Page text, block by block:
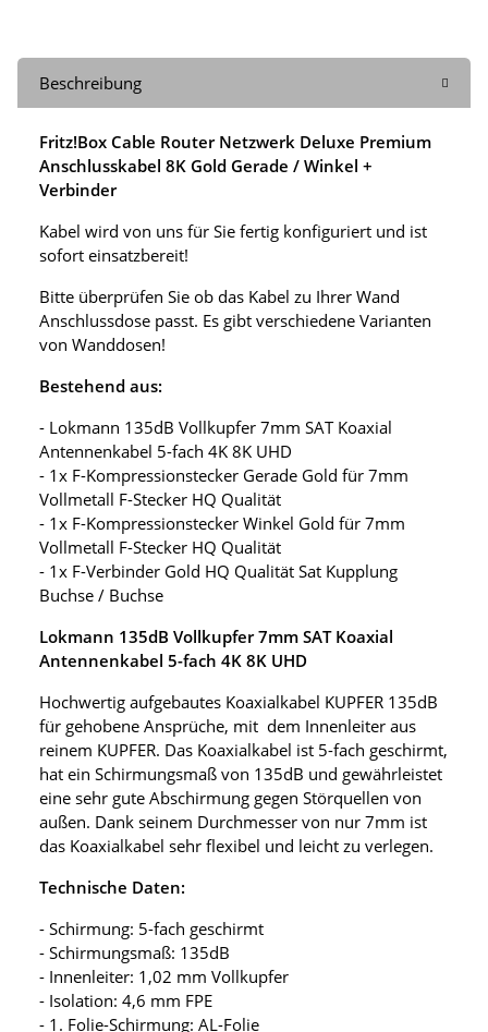
Beschreibung
Fritz!Box Cable Router Netzwerk Deluxe Premium
Anschlusskabel 8K Gold Gerade / Winkel +
Verbinder
Kabel wird von uns für Sie fertig konfiguriert und ist
sofort einsatzbereit!
Bitte überprüfen Sie ob das Kabel zu Ihrer Wand
Anschlussdose passt. Es gibt verschiedene Varianten
von Wanddosen!
Bestehend aus:
- Lokmann 135dB Vollkupfer 7mm SAT Koaxial
Antennenkabel 5-fach 4K 8K UHD
- 1x F-Kompressionstecker Gerade Gold für 7mm
Vollmetall F-Stecker HQ Qualität
- 1x F-Kompressionstecker Winkel Gold für 7mm
Vollmetall F-Stecker HQ Qualität
- 1x F-Verbinder Gold HQ Qualität Sat Kupplung
Buchse / Buchse
Lokmann 135dB Vollkupfer 7mm SAT Koaxial
Antennenkabel 5-fach 4K 8K UHD
Hochwertig aufgebautes Koaxialkabel KUPFER 135dB
für gehobene Ansprüche, mit dem Innenleiter aus
reinem KUPFER. Das Koaxialkabel ist 5-fach geschirmt,
hat ein Schirmungsmaß von 135dB und gewährleistet
eine sehr gute Abschirmung gegen Störquellen von
außen. Dank seinem Durchmesser von nur 7mm ist
das Koaxialkabel sehr flexibel und leicht zu verlegen.
Technische Daten:
- Schirmung: 5-fach geschirmt
- Schirmungsmaß: 135dB
- Innenleiter: 1,02 mm Vollkupfer
- Isolation: 4,6 mm FPE
- 1. Folie-Schirmung: AL-Folie